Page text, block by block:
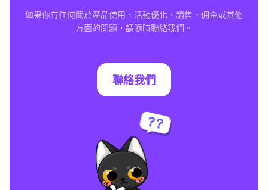
如果你有任何關於產品使用、活動優化、銷售、佣金或其他
方面的問題，請隨時聯絡我們。
聯絡我們